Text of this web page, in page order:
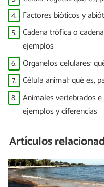
4. Factores bióticos y
5. Cadena trófica o
ejemplos
6. Organelos celulares:
7. Célula animal: qué es,
8. Animales vertebrados
ejemplos y diferencias
Artículos